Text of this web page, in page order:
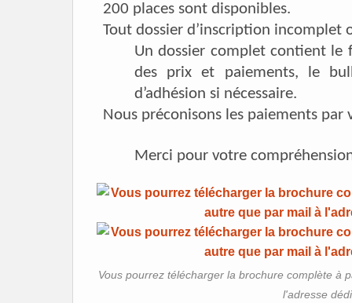
200 places sont disponibles.
Tout dossier d’inscription incomplet
Un dossier complet contient le
des prix et paiements, le
d’adhésion si nécessaire.
Nous préconisons les paiements
Merci pour votre
Vous pourrez télécharger la brochure complète à
l'adresse